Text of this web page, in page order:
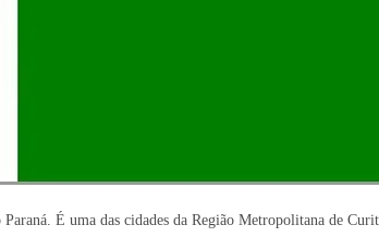
É uma das cidades da Região Metropolitana de